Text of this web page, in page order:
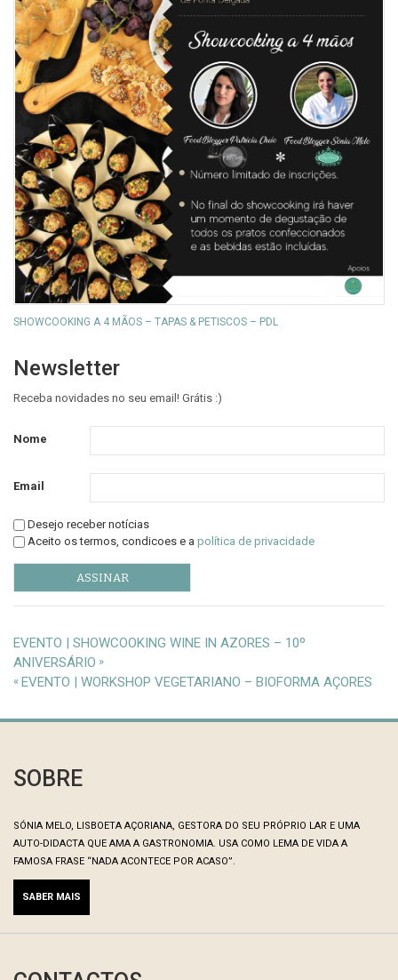
SHOWCOOKING A 4 MÃOS – TAPAS & PETISCOS – PDL
Newsletter
Receba novidades no seu email! Grátis :)
Nome
Email
Desejo receber notícias
Aceito os termos, condicoes e a política de privacidade
EVENTO | SHOWCOOKING WINE IN AZORES – 10º
ANIVERSÁRIO »
« EVENTO | WORKSHOP VEGETARIANO – BIOFORMA AÇORES
SOBRE
SÓNIA MELO, LISBOETA AÇORIANA, GESTORA DO SEU PRÓPRIO LAR E UMA
AUTO-DIDACTA QUE AMA A GASTRONOMIA. USA COMO LEMA DE VIDA A
FAMOSA FRASE “NADA ACONTECE POR ACASO”.
SABER MAIS